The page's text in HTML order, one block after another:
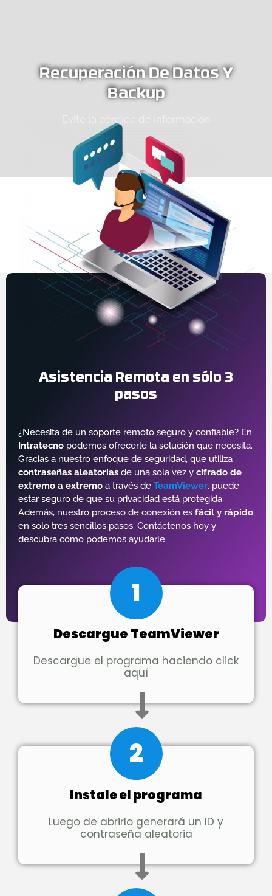
Recuperación De Datos Y
Backup
Evite la pérdida de información
Asistencia Remota en sólo 3
pasos
¿Necesita de un soporte remoto seguro y confiable? En
Intratecno podemos ofrecerle la solución que necesita.
Gracias a nuestro enfoque de seguridad, que utiliza
contraseñas aleatorias de una sola vez y cifrado de
extremo a extremo a través de TeamViewer, puede
estar seguro de que su privacidad está protegida.
Además, nuestro proceso de conexión es fácil y rápido
en solo tres sencillos pasos. Contáctenos hoy y
descubra cómo podemos ayudarle.
1
Descargue TeamViewer
Descargue el programa haciendo click
aquí
Instale el programa
Luego de abrirlo generará un ID y
contraseña aleatoria
2